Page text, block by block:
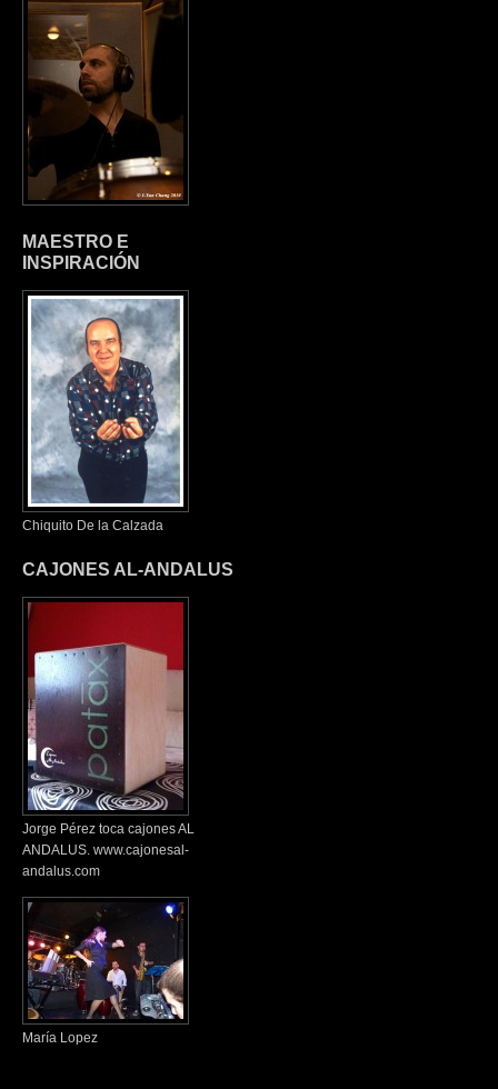
MAESTRO E
INSPIRACIÓN
Chiquito De la Calzada
CAJONES AL-ANDALUS
Jorge Pérez toca cajones AL
ANDALUS. www.cajonesal-
andalus.com
María Lopez